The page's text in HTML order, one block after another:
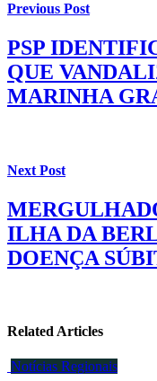
Previous Post
PSP
QUE
MARINHA
Next Post
ILHA DA
DOENÇA
Related Articles
Notícias Regionais